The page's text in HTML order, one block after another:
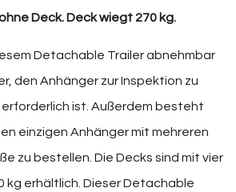
Deck. Deck wiegt 270 kg.
Detachable Trailer abnehmbar
den Anhänger zur Inspektion zu
erforderlich ist. Außerdem besteht
einzigen Anhänger mit mehreren
zu bestellen. Die Decks sind mit vier
kg erhältlich. Dieser Detachable